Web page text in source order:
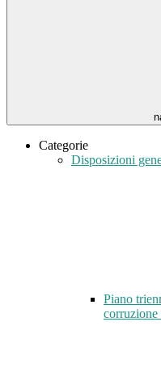
Categorie
Disposizioni
Piano
corruzione